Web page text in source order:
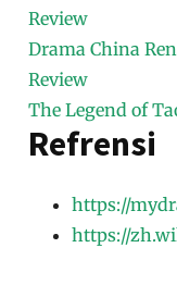
Review
Drama China
Review
The Legend of
Refrensi
https://
https://